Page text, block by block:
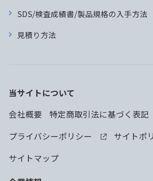
SDS/検査成績書/製品規格の入手方法
見積り方法
当サイトについて
会社概要
特定商取引法に基づく表記
プライバシーポリシー
サイトポ
サイトマップ